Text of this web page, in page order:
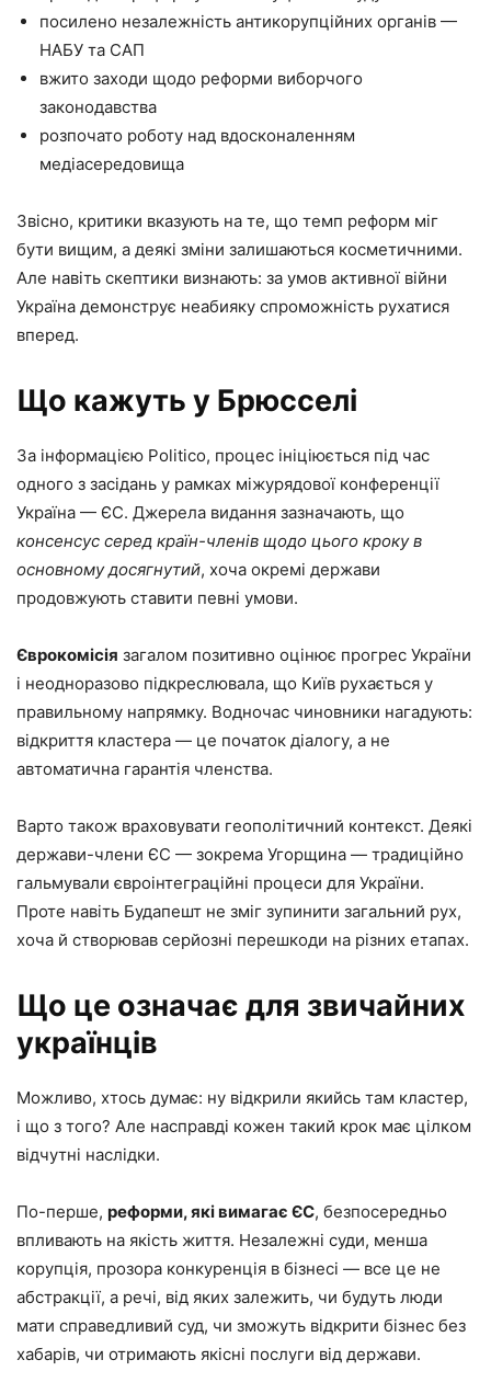
посилено незалежність антикорупційних органів —
НАБУ та САП
вжито заходи щодо реформи виборчого
законодавства
розпочато роботу над вдосконаленням
медіасередовища
Звісно, критики вказують на те, що темп реформ міг
бути вищим, а деякі зміни залишаються косметичними.
Але навіть скептики визнають: за умов активної війни
Україна демонструє неабияку спроможність рухатися
вперед.
Що кажуть у Брюсселі
За інформацією Politico, процес ініціюється під час
одного з засідань у рамках міжурядової конференції
Україна — ЄС. Джерела видання зазначають, що
консенсус серед країн-членів щодо цього кроку в
основному досягнутий, хоча окремі держави
продовжують ставити певні умови.
Єврокомісія загалом позитивно оцінює прогрес України
і неодноразово підкреслювала, що Київ рухається у
правильному напрямку. Водночас чиновники нагадують:
відкриття кластера — це початок діалогу, а не
автоматична гарантія членства.
Варто також враховувати геополітичний контекст. Деякі
держави-члени ЄС — зокрема Угорщина — традиційно
гальмували євроінтеграційні процеси для України.
Проте навіть Будапешт не зміг зупинити загальний рух,
хоча й створював серйозні перешкоди на різних етапах.
Що це означає для звичайних
українців
Можливо, хтось думає: ну відкрили якийсь там кластер,
і що з того? Але насправді кожен такий крок має цілком
відчутні наслідки.
По-перше, реформи, які вимагає ЄС, безпосередньо
впливають на якість життя. Незалежні суди, менша
корупція, прозора конкуренція в бізнесі — все це не
абстракції, а речі, від яких залежить, чи будуть люди
мати справедливий суд, чи зможуть відкрити бізнес без
хабарів, чи отримають якісні послуги від держави.